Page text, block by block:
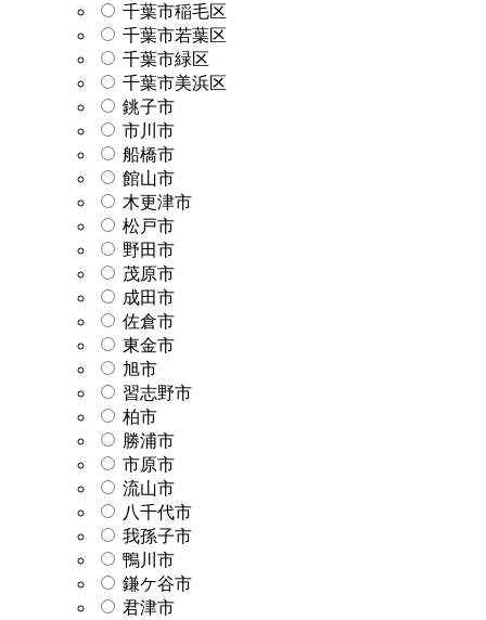
千葉市稲毛区
千葉市若葉区
千葉市緑区
千葉市美浜区
銚子市
市川市
船橋市
館山市
木更津市
松戸市
野田市
茂原市
成田市
佐倉市
東金市
旭市
習志野市
柏市
勝浦市
市原市
流山市
八千代市
我孫子市
鴨川市
鎌ケ谷市
君津市